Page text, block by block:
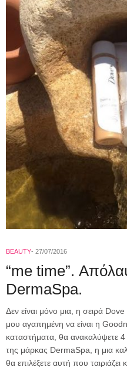
BEAUTY 27/07/2016
“me time”.
DermaSpa.
Δεν είναι μόνο μια, η σειρά
μου αγαπημένη να είναι η
καταστήματα, θα ανακαλύψετε
της μάρκας DermaSpa, η μια
θα επιλέξετε αυτή που